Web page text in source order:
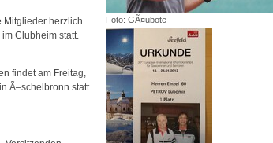
Foto: GÃ¤ubote
Mitglieder herzlich
Clubheim statt.
findet am Freitag,
Ã–schelbronn statt.